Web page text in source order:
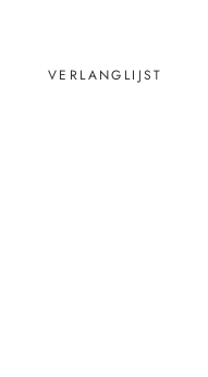
VERLANGLIJST